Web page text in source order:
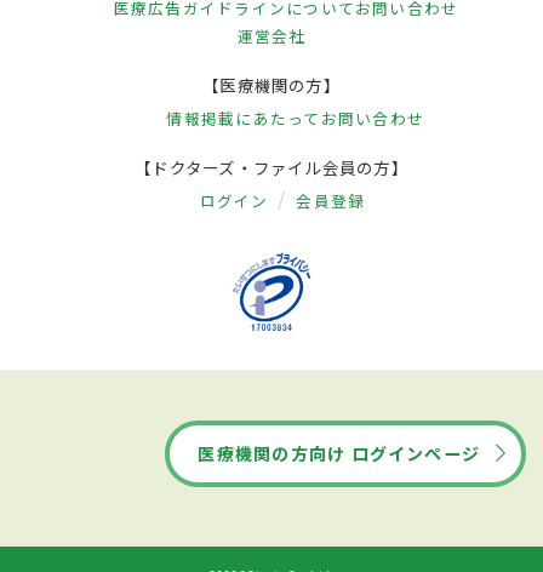
医療広告ガイドラインについてお問い合わせ
運営会社
【医療機関の方】
情報掲載にあたって お問い合わせ
【ドクターズ・ファイル会員の方】
ログイン 会員登録
医療機関の方向け ログインページ